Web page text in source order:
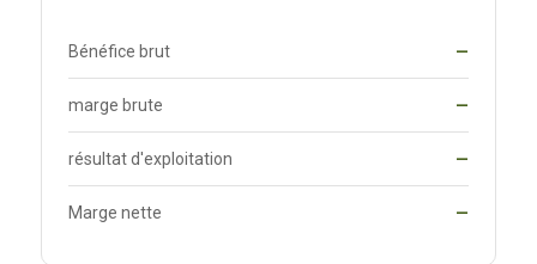
Bénéfice brut —
marge brute —
résultat d'exploitation —
Marge nette —